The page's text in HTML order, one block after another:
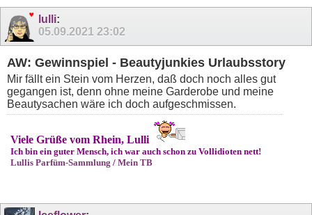
lulli:
05.09.2021 23:02
AW: Gewinnspiel - Beautyjunkies Urlaubsstory
Mir fällt ein Stein vom Herzen, daß doch noch alles gut
gegangen ist, denn ohne meine Garderobe und meine
Beautysachen wäre ich doch aufgeschmissen.
Viele Grüße vom Rhein, Lulli
Ich bin ein guter Mensch, ich war auch schon zu Vollidioten nett!
Lullis Parfüm-Sammlung / Mein TB